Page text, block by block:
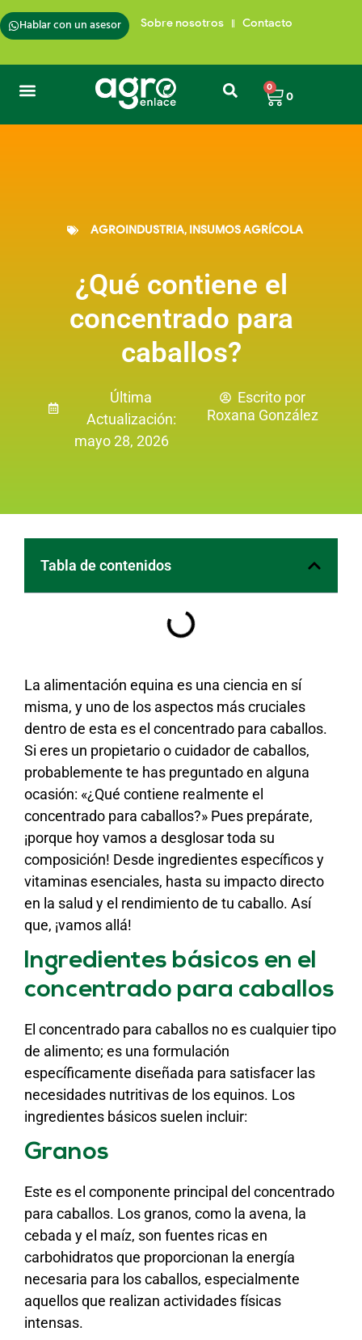
Hablar con un asesor Sobre nosotros Contacto
0
0
AGROINDUSTRIA, INSUMOS AGRÍCOLA
¿Qué contiene el
concentrado para
caballos?
Última
Actualización:
mayo 28, 2026
Escrito por
Roxana González
Tabla de contenidos
La alimentación equina es una ciencia en sí
misma, y uno de los aspectos más cruciales
dentro de esta es el concentrado para caballos.
Si eres un propietario o cuidador de caballos,
probablemente te has preguntado en alguna
ocasión: «¿Qué contiene realmente el
concentrado para caballos?» Pues prepárate,
¡porque hoy vamos a desglosar toda su
composición! Desde ingredientes específicos y
vitaminas esenciales, hasta su impacto directo
en la salud y el rendimiento de tu caballo. Así
que, ¡vamos allá!
Ingredientes básicos en el
concentrado para caballos
El concentrado para caballos no es cualquier tipo
de alimento; es una formulación
específicamente diseñada para satisfacer las
necesidades nutritivas de los equinos. Los
ingredientes básicos suelen incluir:
Granos
Este es el componente principal del concentrado
para caballos. Los granos, como la avena, la
cebada y el maíz, son fuentes ricas en
carbohidratos que proporcionan la energía
necesaria para los caballos, especialmente
aquellos que realizan actividades físicas
intensas.